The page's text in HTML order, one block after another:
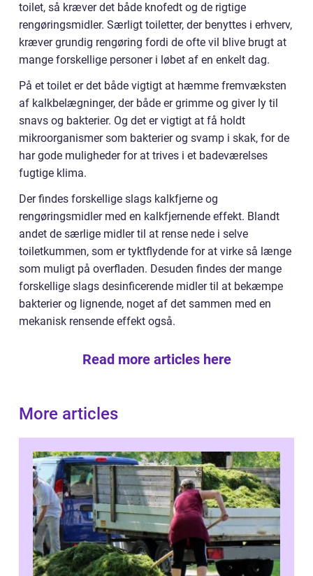
toilet, så kræver det både knofedt og de rigtige
rengøringsmidler. Særligt toiletter, der benyttes i erhverv,
kræver grundig rengøring fordi de ofte vil blive brugt at
mange forskellige personer i løbet af en enkelt dag.
På et toilet er det både vigtigt at hæmme fremvæksten
af kalkbelægninger, der både er grimme og giver ly til
snavs og bakterier. Og det er vigtigt at få holdt
mikroorganismer som bakterier og svamp i skak, for de
har gode muligheder for at trives i et badeværelses
fugtige klima.
Der findes forskellige slags kalkfjerne og
rengøringsmidler med en kalkfjernende effekt. Blandt
andet de særlige midler til at rense nede i selve
toiletkummen, som er tyktflydende for at virke så længe
som muligt på overfladen. Desuden findes der mange
forskellige slags desinficerende midler til at bekæmpe
bakterier og lignende, noget af det sammen med en
mekanisk rensende effekt også.
Read more articles here
More articles